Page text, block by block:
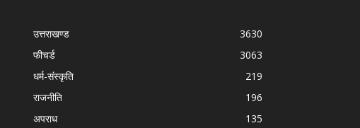
उत्तराखण्ड
3630
फीचर्ड
3063
धर्म-संस्कृति
219
राजनीति
196
अपराध
135